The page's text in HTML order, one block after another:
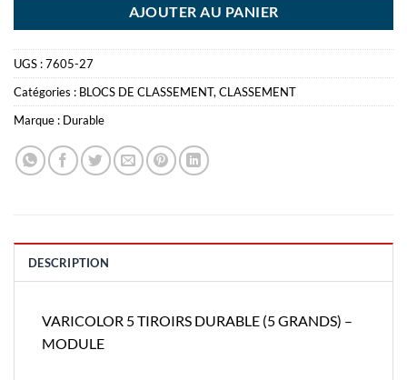
AJOUTER AU PANIER
UGS :7605-27
Catégories : BLOCS DE CLASSEMENT, CLASSEMENT
Marque : Durable
DESCRIPTION
VARICOLOR 5 TIROIRS DURABLE (5 GRANDS) –
MODULE